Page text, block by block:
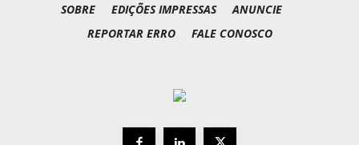
SOBRE EDIÇÕES IMPRESSAS
ANUNCIE
REPORTAR ERRO
FALE CONOSCO